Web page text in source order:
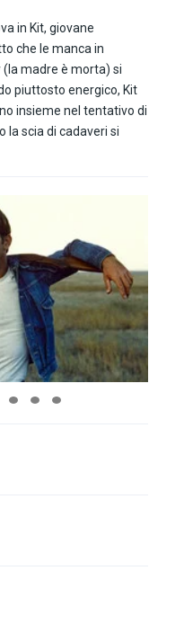
in Kit, giovane
che le manca in
(la madre è morta) si
piuttosto energico, Kit
insieme nel tentativo di
la scia di cadaveri si